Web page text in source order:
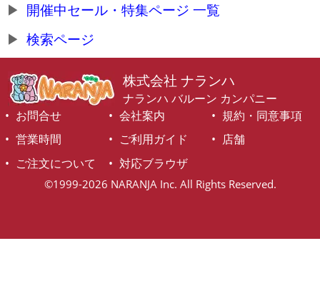
開催中セール・特集ページ 一覧
検索ページ
株式会社 ナランハ
ナランハ バルーン カンパニー
お問合せ
会社案内
規約・同意事項
営業時間
ご利用ガイド
店舗
ご注文について
対応ブラウザ
©1999-2026 NARANJA Inc. All Rights Reserved.